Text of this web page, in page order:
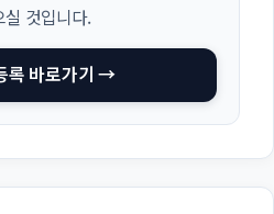
것입니다.
록 바로가기 →